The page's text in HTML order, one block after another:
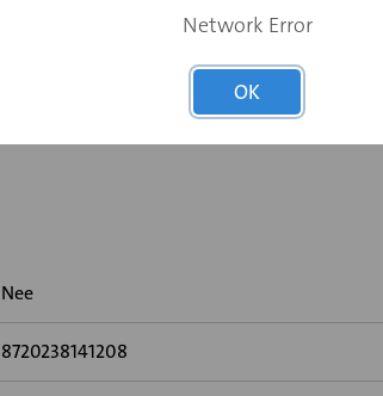
Nee
8720238141208
Network Error
OK